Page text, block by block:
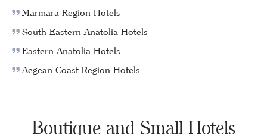
Marmara Region Hotels
South Eastern Anatolia Hotels
Eastern Anatolia Hotels
Aegean Coast Region Hotels
Boutique and Small Hotels